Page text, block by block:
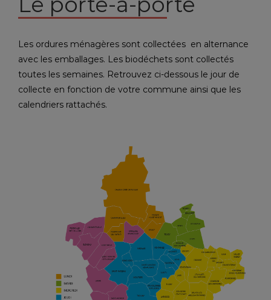
Les ordures ménagères sont collectées en alternance
avec les emballages. Les biodéchets sont collectés
toutes les semaines. Retrouvez ci-dessous le jour de
collecte en fonction de votre commune ainsi que les
calendriers rattachés.